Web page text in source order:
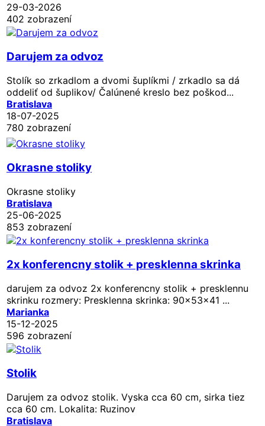
29-03-2026
402 zobrazení
Darujem za odvoz
Stolík so zrkadlom a dvomi šuplíkmi / zrkadlo sa dá
oddeliť od šuplikov/ Čalúnené kreslo bez poškod...
Bratislava
18-07-2025
780 zobrazení
Okrasne stoliky
Okrasne stoliky
Bratislava
25-06-2025
853 zobrazení
2x konferencny stolik + presklenna skrinka
darujem za odvoz 2x konferencny stolik + presklennu
skrinku rozmery: Presklenna skrinka: 90x53x41 ...
Marianka
15-12-2025
596 zobrazení
Stolik
Darujem za odvoz stolik. Vyska cca 60 cm, sirka tiez
cca 60 cm. Lokalita: Ruzinov
Bratislava